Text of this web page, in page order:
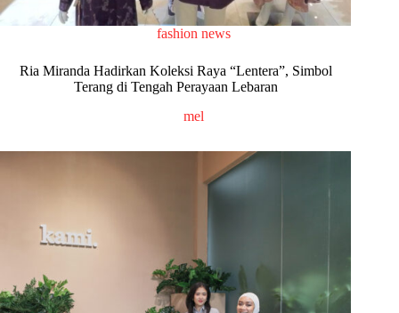
fashion news
Ria Miranda Hadirkan Koleksi Raya “Lentera”, Simbol
Terang di Tengah Perayaan Lebaran
mel